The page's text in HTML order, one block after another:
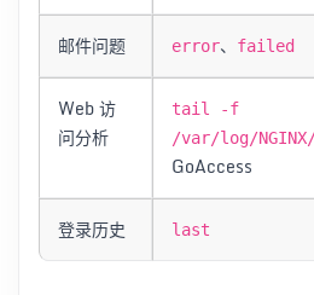
邮件问题 error、 failed
Web 访
问分析
tail -f
/var/log/
GoAccess
登录历史 last